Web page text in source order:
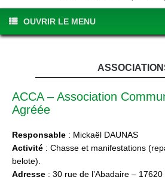
OUVRIR LE MENU
ACCA – Association
Agréée
Responsable : Mickaël DAUNAS
Activité : Chasse et manifestations
belote).
Adresse : 30 rue de l’Abadaire –